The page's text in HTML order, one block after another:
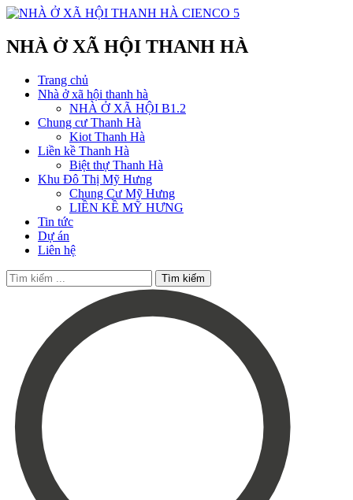
NHÀ Ở XÃ HỘI THANH HÀ
Trang chủ
Nhà ở xã hội thanh hà
NHÀ Ở XÃ HỘI B1.2
Chung cư Thanh Hà
Kiot Thanh Hà
Liền kề Thanh Hà
Biệt thự Thanh Hà
Khu Đô Thị Mỹ Hưng
Chung Cư Mỹ Hưng
LIỀN KỀ MỸ HƯNG
Tin tức
Dự án
Liên hệ